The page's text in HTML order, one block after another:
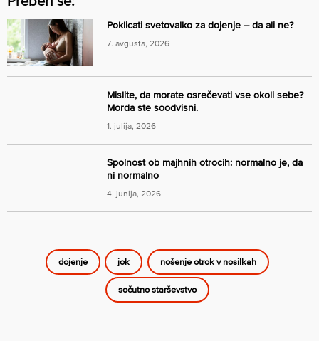
Poklicati svetovalko za dojenje – da ali ne?
7. avgusta, 2026
Mislite, da morate osrečevati vse okoli sebe?
Morda ste soodvisni.
1. julija, 2026
Spolnost ob majhnih otrocih: normalno je, da
ni normalno
4. junija, 2026
dojenje jok nošenje otrok v nosilkah
sočutno starševstvo